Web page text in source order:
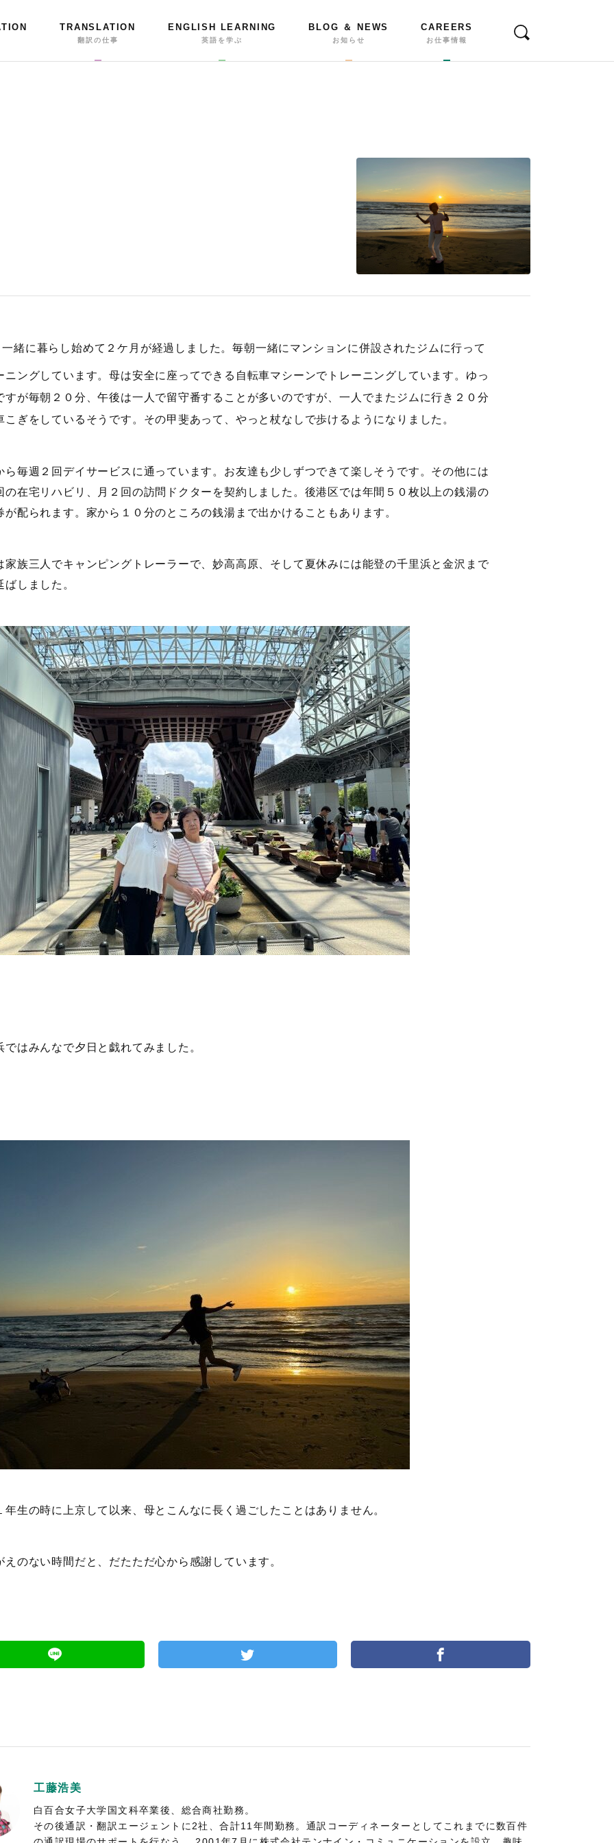
TRANSLATION
翻訳の仕事
ENGLISH LEARNING
英語を学ぶ
BLOG ＆ NEWS
お知らせ
CAREERS
お仕事情報
一緒に暮らし始めて２ケ月が経過しました。毎朝一緒にマンションに併設されたジムに行って
ニングしています。母は安全に座ってできる自転車マシーンでトレーニングしています。ゆっ
すが毎朝２０分、午後は一人で留守番することが多いのですが、一人でまたジムに行き２０分
こぎをしているそうです。その甲斐あって、やっと杖なしで歩けるようになりました。
ら毎週２回デイサービスに通っています。お友達も少しずつできて楽しそうです。その他には
の在宅リハビリ、月２回の訪問ドクターを契約しました。後港区では年間５０枚以上の銭湯の
が配られます。家から１０分のところの銭湯まで出かけることもあります。
家族三人でキャンピングトレーラーで、妙高高原、そして夏休みには能登の千里浜と金沢まで
ばしました。
ではみんなで夕日と戯れてみました。
年生の時に上京して以来、母とこんなに長く過ごしたことはありません。
えのない時間だと、だたただ心から感謝しています。
工藤浩美
白百合女子大学国文科卒業後、総合商社勤務。
その後通訳・翻訳エージェントに2社、合計11年間勤務。通訳コーディネーターとしてこれまでに数百件